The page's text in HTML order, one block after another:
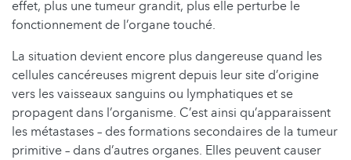
effet, plus une tumeur grandit, plus elle perturbe le
fonctionnement de l’organe touché.
La situation devient encore plus dangereuse quand les
cellules cancéreuses migrent depuis leur site d’origine
vers les vaisseaux sanguins ou lymphatiques et se
propagent dans l’organisme. C’est ainsi qu’apparaissent
les métastases – des formations secondaires de la tumeur
primitive – dans d’autres organes. Elles peuvent causer